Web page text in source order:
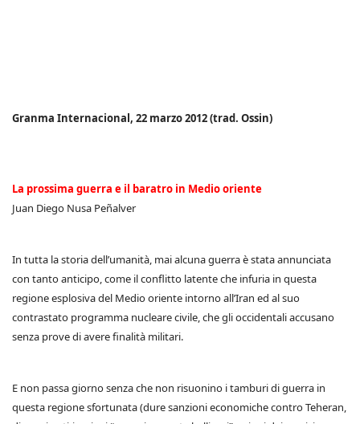
Granma Internacional, 22 marzo 2012 (trad. Ossin)
La prossima guerra e il baratro in Medio oriente
Juan Diego Nusa Peñalver
In tutta la storia dell’umanità, mai alcuna guerra è stata annunciata
con tanto anticipo, come il conflitto latente che infuria in questa
regione esplosiva del Medio oriente intorno all’Iran ed al suo
contrastato programma nucleare civile, che gli occidentali accusano
senza prove di avere finalità militari.
E non passa giorno senza che non risuonino i tamburi di guerra in
questa regione sfortunata (dure sanzioni economiche contro Teheran,